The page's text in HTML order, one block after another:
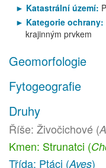
Katastrální území:
Kategorie ochrany:
krajinným prvkem
Geomorfologie
Fytogeografie
Druhy
Říše: Živočichové (
Kmen: Strunatci (
Třída: Ptáci (Aves)